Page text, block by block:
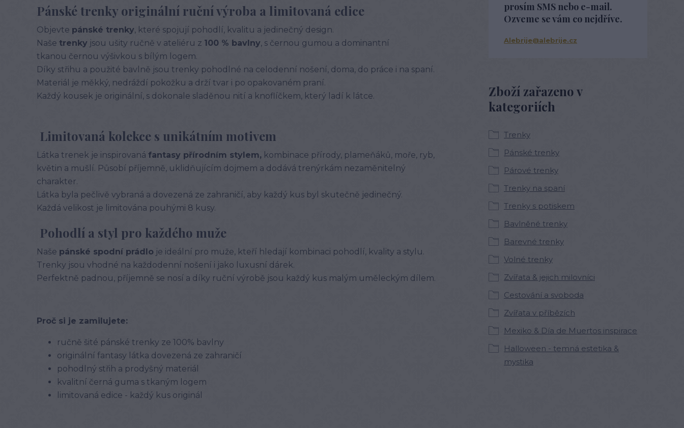
Pánské trenky originální ruční výroba a limitovaná edice
Objevte pánské trenky, které spojují pohodlí, kvalitu a jedinečný design.
Naše trenky jsou ušity ručně v ateliéru z 100 % bavlny, s černou gumou a dominantní
tkanou černou výšivkou s bílým logem.
Díky střihu a použité bavlně jsou trenky pohodlné na celodenní nošení, doma, do práce i na spaní.
Materiál je měkký, nedráždí pokožku a drží tvar i po opakovaném praní.
Každý kousek je originální, s dokonale sladěnou nití a knoflíčkem, který ladí k látce.
Limitovaná kolekce s unikátním motivem
Látka trenek je inspirovaná fantasy přírodním stylem, kombinace přírody, plameňáků, moře, ryb,
květin a mušlí. Působí příjemně, uklidňujícím dojmem a dodává trenýrkám nezaměnitelný
charakter.
Látka byla pečlivě vybraná a dovezená ze zahraničí, aby každý kus byl skutečně jedinečný.
Každá velikost je limitována pouhými 8 kusy.
Pohodlí a styl pro každého muže
Naše pánské spodní prádlo je ideální pro muže, kteří hledají kombinaci pohodlí, kvality a stylu.
Trenky jsou vhodné na každodenní nošení i jako luxusní dárek.
Perfektně padnou, příjemně se nosí a díky ruční výrobě jsou každý kus malým uměleckým dílem.
Proč si je zamilujete:
ručně šité pánské trenky ze 100% bavlny
originální fantasy látka dovezená ze zahraničí
pohodlný střih a prodyšný materiál
kvalitní černá guma s tkaným logem
limitovaná edice - každý kus originál
Zboží zařazeno v
kategoriích
Trenky
Pánské trenky
Párové trenky
Trenky na spaní
Trenky s potiskem
Bavlněné trenky
Barevné trenky
Volné trenky
Zvířata & jejich milovníci
Cestování a svoboda
Zvířata v příbězích
Mexiko & Día de Muertos inspirace
Halloween - temná estetika &
mystika
prosím SMS nebo e-mail.
Ozveme se vám co nejdříve.
Alebrije@alebrije.cz